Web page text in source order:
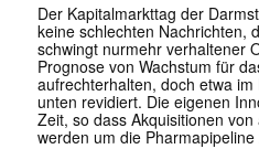
Der Kapitalmarkttag der
keine schlechten Nachrichten,
schwingt nurmehr verhaltener
Prognose von Wachstum für
aufrechterhalten, doch etwa
unten revidiert. Die eigenen
Zeit, so dass Akquisitionen
werden um die Pharmapipeline